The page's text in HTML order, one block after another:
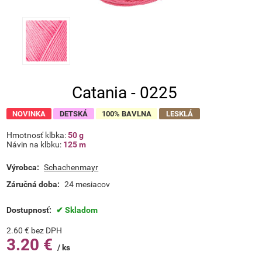
Catania - 0225
NOVINKA DETSKÁ 100% BAVLNA LESKLÁ
Hmotnosť klbka:50 g
Návin na klbku: 125 m
Výrobca: Schachenmayr
Záručná doba: 24 mesiacov
Dostupnosť: Skladom
2.60 € bez DPH
3.20 € ks